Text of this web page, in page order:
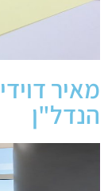
מאיר
הנדל"ן